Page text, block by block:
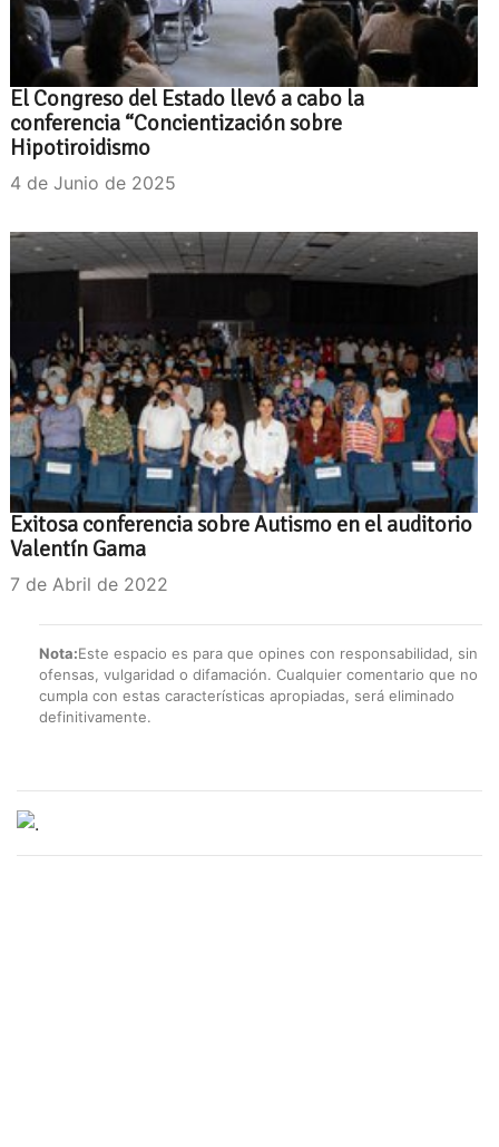
El Congreso del Estado llevó a cabo la
conferencia “Concientización sobre
Hipotiroidismo
4 de Junio de 2025
Exitosa conferencia sobre Autismo en el auditorio
Valentín Gama
7 de Abril de 2022
Nota:Este espacio es para que opines con responsabilidad, sin
ofensas, vulgaridad o difamación. Cualquier comentario que no
cumpla con estas características apropiadas, será eliminado
definitivamente.